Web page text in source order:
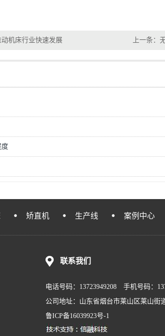
上一条：
机床行业快速发展
度
矫直机 生产线 案例中心
联系我们
电话号码：13723949208 手机号码：
公司地址：山东省烟台市莱山区莱山
鲁ICP备16039923号-1